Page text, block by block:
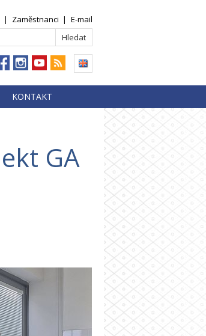
| Zaměstnanci | E-mail
KONTAKT
GA